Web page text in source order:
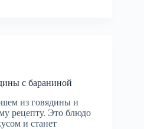
с бараниной
из говядины и
рецепту. Это блюдо
и станет